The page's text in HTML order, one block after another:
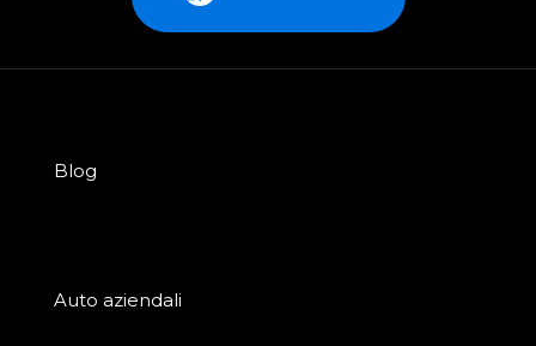
Blog
Auto aziendali